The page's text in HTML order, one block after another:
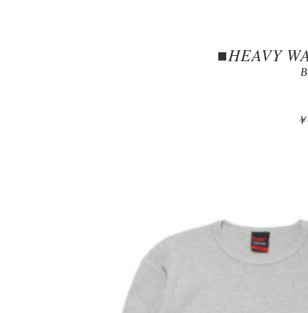
■HEAVY